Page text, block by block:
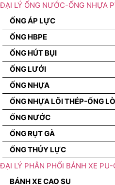
ĐẠI LÝ ỐNG NƯỚC-ỐNG NHỰA
ỐNG ÁP LỰC
ỐNG HBPE
ỐNG HÚT BỤI
ỐNG LƯỚI
ỐNG NHỰA
ỐNG NHỰA LÕI THÉP-ỐNG
ỐNG NƯỚC
ỐNG RỤT GÀ
ỐNG THỦY LỰC
ĐẠI LÝ PHÂN PHỐI BÁNH XE PU-
BÁNH XE CAO SU